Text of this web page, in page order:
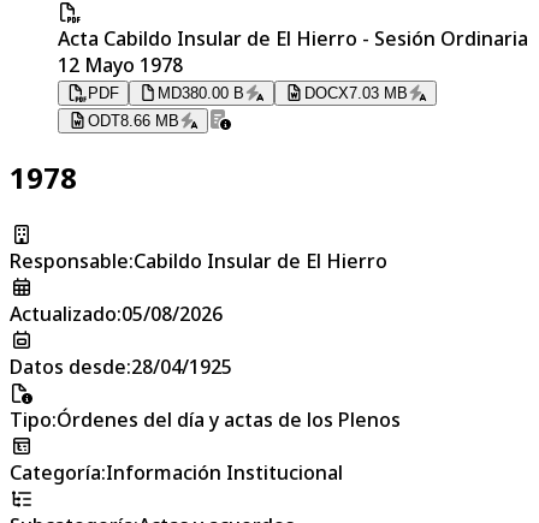
Acta Cabildo Insular de El Hierro - Sesión Ordinaria
12 Mayo 1978
PDF MD380.00 B DOCX7.03 MB
ODT8.66 MB
1978
Responsable:Cabildo Insular de El Hierro
Actualizado:05/08/2026
Datos desde:28/04/1925
Tipo:Órdenes del día y actas de los Plenos
Categoría:Información Institucional